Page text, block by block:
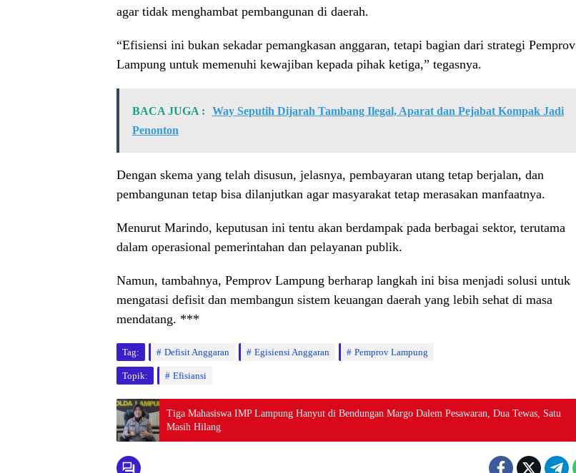
agar tidak menghambat pembangunan di daerah.
“Efisiensi ini bukan sekadar pemangkasan anggaran, tetapi bagian dari strategi Pemprov
Lampung untuk memenuhi kewajiban kepada pihak ketiga,” tegasnya.
BACA JUGA :
Way Seputih Dijarah Tambang Ilegal, Aparat dan Pejabat Kompak Jadi
Penonton
Dengan skema yang telah disusun, jelasnya, pembayaran utang tetap berjalan, dan
pembangunan tetap bisa dilanjutkan agar masyarakat tetap merasakan manfaatnya.
Menurut Marindo, keputusan ini tentu akan berdampak pada berbagai sektor, terutama
dalam operasional pemerintahan dan pelayanan publik.
Namun, tambahnya, Pemprov Lampung berharap langkah ini bisa menjadi solusi untuk
mengatasi defisit dan membangun sistem keuangan daerah yang lebih sehat di masa
mendatang. ***
Tag: Defisit Anggaran Egisiensi Anggaran Pemprov Lampung
Topik: Efisiansi
Tiga Mahasiswa IMP Lampung Hanyut di Bendungan Margo Dalem Pesawaran, Dua Tewas, Satu
Masih Hilang